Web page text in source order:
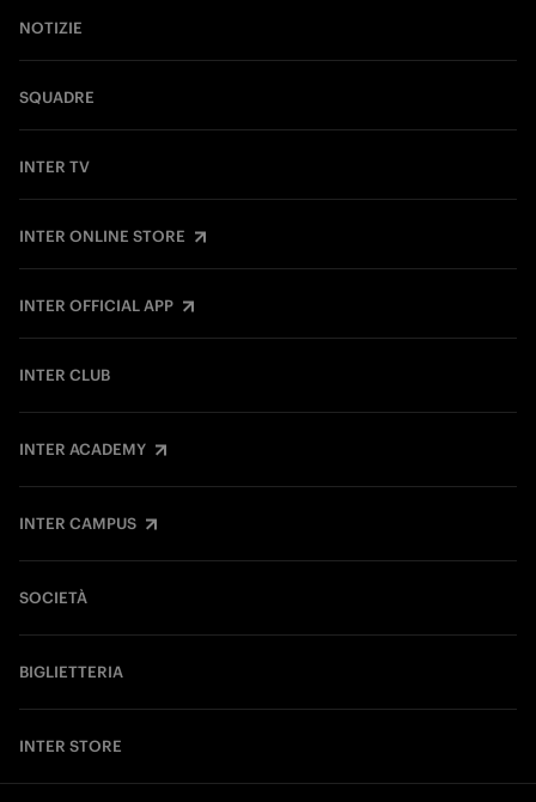
NOTIZIE
SQUADRE
INTER TV
INTER ONLINE STORE
INTER OFFICIAL APP
INTER CLUB
INTER ACADEMY
INTER CAMPUS
SOCIETÀ
BIGLIETTERIA
INTER STORE